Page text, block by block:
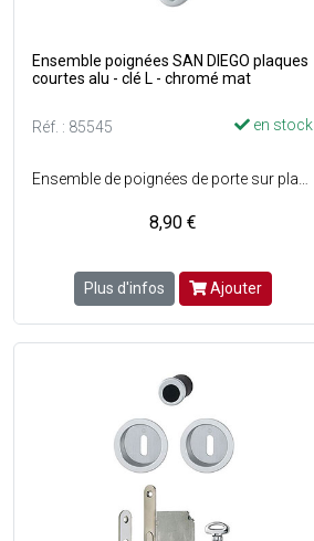
Ensemble poignées SAN DIEGO plaques
courtes alu - clé L - chromé mat
Réf. : 85545 en stock
8,90 €
Plus d'infos Ajouter